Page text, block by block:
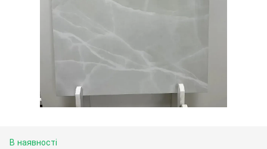
В наявності